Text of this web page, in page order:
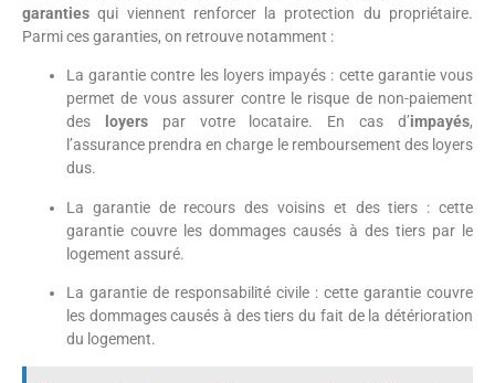
garanties qui viennent renforcer la protection du propriétaire.
Parmi ces garanties, on retrouve notamment :
La garantie contre les loyers impayés : cette garantie vous
permet de vous assurer contre le risque de non-paiement
des
loyerspar votre locataire. En cas d’impayés,
l’assurance prendra en charge le remboursement des loyers
dus.
La garantie de recours des voisins et des tiers : cette
garantie couvre les dommages causés à des tiers par le
logement assuré.
La garantie de responsabilité civile : cette garantie couvre
les dommages causés à des tiers du fait de la détérioration
du logement.